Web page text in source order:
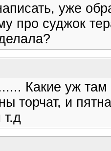
уже
про суджок
Какие уж там
торчат, и
т.д